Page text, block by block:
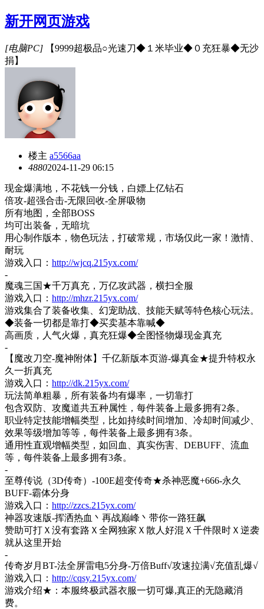
新开网页游戏
[电脑PC] 【9999超极品○光速刀◆１米毕业◆０充狂暴◆无沙
捐】
楼主 a5566aa
48802024-11-29 06:15
现金爆满地，不花钱一分钱，白嫖上亿钻石
倍攻-超强合击-无限回收-全屏吸物
所有地图，全部BOSS
均可出装备，无暗坑
用心制作版本，物色玩法，打破常规，市场仅此一家！激情、
耐玩
游戏入口： http://wjcq.215yx.com/
-
魔魂三国★千万真充，万亿攻武器，横扫全服
游戏入口： http://mhzr.215yx.com/
游戏集合了装备收集、幻宠助战、技能天赋等特色核心玩法。
◆装备一切都是靠打◆买卖基本靠喊◆
高画质，人气火爆，真充狂爆◆全图怪物爆现金真充
-
【魔改刀空-魔神附体】千亿新版本页游-爆真金★提升特权永
久一折真充
游戏入口： http://dk.215yx.com/
玩法简单粗暴，所有装备均有爆率，一切靠打
包含双防、攻魔道共五种属性，每件装备上最多拥有2条。
职业特定技能增幅类型，比如持续时间增加、冷却时间减少、
效果等级增加等等，每件装备上最多拥有3条。
通用性直观增幅类型，如回血、真实伤害、 DEBUFF、流血
等，每件装备上最多拥有3条。
-
至尊传说（3D传奇）-100E超变传奇★杀神恶魔+666-永久
BUFF-霸体分身
游戏入口： http://zzcs.215yx.com/
神器攻速版-挥洒热血丶再战巅峰丶带你一路狂飙
赞助可打Ｘ没有套路Ｘ全网独家Ｘ散人好混Ｘ千件限时Ｘ逆袭
就从这里开始
-
传奇岁月 BT-法全屏雷电5分身-万倍Buff√攻速拉满√充值乱爆√
游戏入口： http://cqsy.215yx.com/
游戏介绍★：本服终极武器衣服一切可爆,真正的无隐藏消
费。